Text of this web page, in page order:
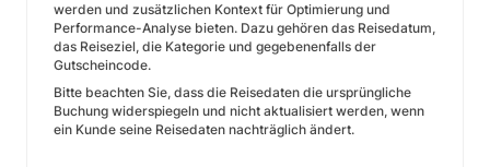
werden und zusätzlichen Kontext für Optimierung und
Performance-Analyse bieten. Dazu gehören das Reisedatum,
das Reiseziel, die Kategorie und gegebenenfalls der
Gutscheincode.
Bitte beachten Sie, dass die Reisedaten die ursprüngliche
Buchung widerspiegeln und nicht aktualisiert werden, wenn
ein Kunde seine Reisedaten nachträglich ändert.